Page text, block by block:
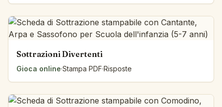
Sottrazioni Divertenti
Gioca online·Stampa PDF·Risposte